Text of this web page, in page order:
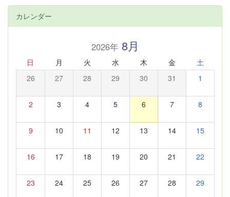
カレンダー
2026年8月
日 月 火 水 木 金 土
26 27 28 29 30 31 1
2 3 4 5 6 7 8
9 10 11 12 13 14 15
16 17 18 19 20 21 22
23 24 25 26 27 28 29